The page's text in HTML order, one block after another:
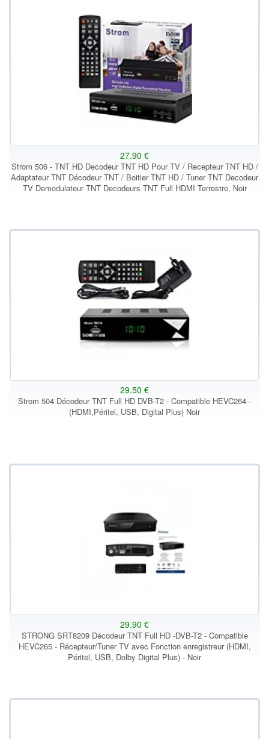
27.90 €
Strom 506 - TNT HD Decodeur TNT HD Pour TV / Recepteur TNT HD /
Adaptateur TNT Décodeur TNT / Boitier TNT HD / Tuner TNT Decodeur
TV Demodulateur TNT Decodeurs TNT Full HDMI Terrestre, Noir
29.50 €
Strom 504 Décodeur TNT Full HD DVB-T2 - Compatible HEVC264 -
(HDMI,Péritel, USB, Digital Plus) Noir
29.90 €
STRONG SRT8209 Décodeur TNT Full HD -DVB-T2 - Compatible
HEVC265 - Récepteur/Tuner TV avec Fonction enregistreur (HDMI,
Péritel, USB, Dolby Digital Plus) - Noir